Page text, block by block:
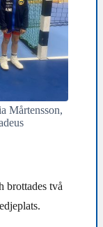
Mårtensson,
brottades två